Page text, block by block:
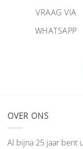
VRAAG VIA
WHATSAPP
OVER ONS
Al bijna 25 jaar bent